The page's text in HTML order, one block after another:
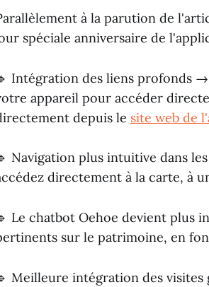
à la parution de
spéciale anniversaire de
Intégration des liens profonds
appareil pour accéder
depuis le site web de
Navigation plus intuitive dans
directement à la carte, à
Le chatbot Oehoe devient plus
sur le patrimoine, en
Meilleure intégration des visites